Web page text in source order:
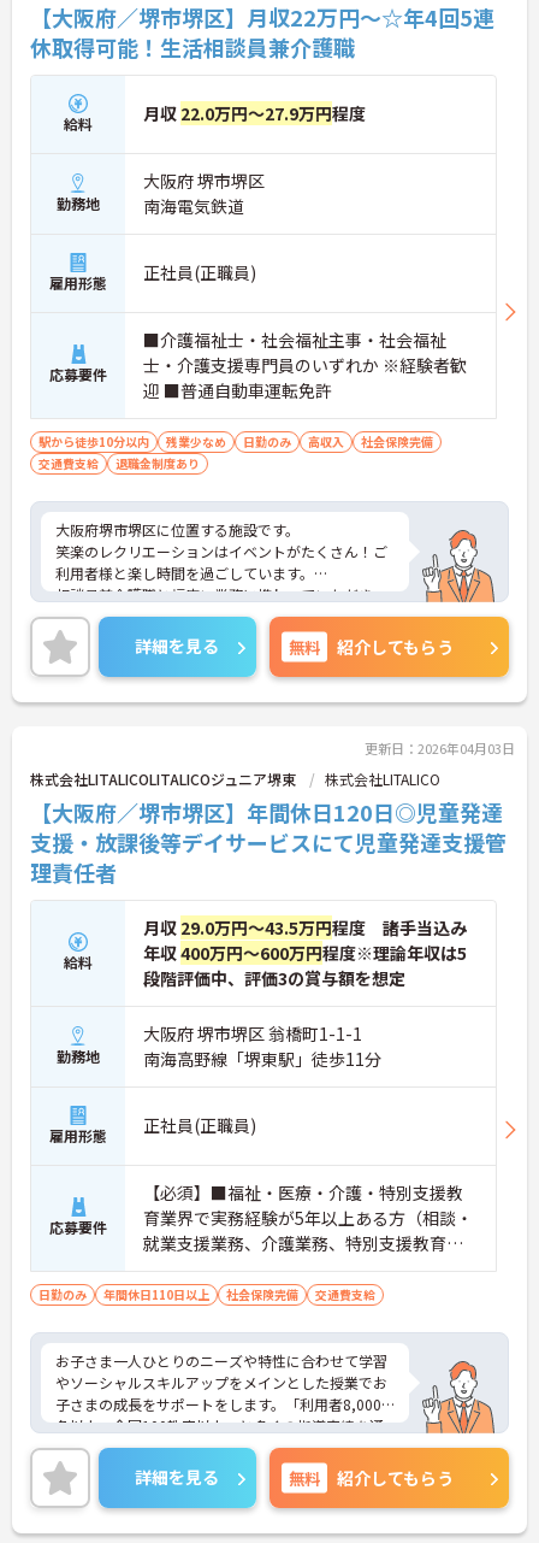
ご興味をお持ちの方は是非お問い合わせください！
【大阪府／堺市堺区】月収22万円～☆年4回5連
休取得可能！生活相談員兼介護職
給料 月収 22.0万円～27.9万円程度
勤務地
大阪府 堺市堺区
南海電気鉄道
雇用形態 正社員(正職員)
応募要件
■介護福祉士・社会福祉主事・社会福祉
士・介護支援専門員のいずれか ※経験者歓
迎 ■普通自動車運転免許
駅から徒歩10分以内 残業少なめ 日勤のみ 高収入
社会保険完備
交通費支給
退職金制度あり
大阪府堺市堺区に位置する施設です。
笑楽のレクリエーションはイベントがたくさん！ご
利用者様と楽し時間を過ごしています。
相談員兼介護職と幅広い業務に携わっていただき、
経験を積んでいただけます。
ご興味のある方には、面接対策ポイントなど、さら
に詳細をお話しいたしますのでお気軽にご相談くだ
さい！
詳細を見る 無料 紹介してもらう
更新日：2026年04月03日
株式会社LITALICOLITALICOジュニア堺東 株式会社LITALICO
【大阪府／堺市堺区】年間休日120日◎児童発達
支援・放課後等デイサービスにて児童発達支援管
理責任者
給料
月収 29.0万円～43.5万円程度 諸手当込み
年収400万円～600万円程度※理論年収は5
段階評価中、評価3の賞与額を想定
勤務地
大阪府 堺市堺区 翁橋町1-1-1
南海高野線「堺東駅」徒歩11分
雇用形態 正社員(正職員)
応募要件
【必須】■福祉・医療・介護・特別支援教
育業界で実務経験が5年以上ある方（相談・
就業支援業務、介護業務、特別支援教育な
ど）■児童発達支援管理責任者研修受講者
日勤のみ 年間休日110日以上 社会保険完備 交通費支給
お子さま一人ひとりのニーズや特性に合わせて学習
やソーシャルスキルアップをメインとした授業でお
子さまの成長をサポートをします。「利用者8,000
名以上、全国100教室以上」と多くの指導実績を通
して培ったノウハウもあり、満足度の高いサービス
の提供とともに、自身の療育分野でのスキル向上も
目指せます。年間休日は120日前後とプライベート
との両立もしやすいです。
ご興味のある方はお気軽にお問い合わせ下さい。さ
詳細を見る 無料 紹介してもらう